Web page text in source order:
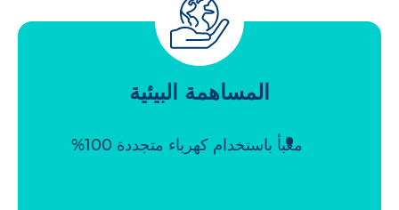
المساهمة البيئية
معبأ باستخدام كهرباء متجددة 100%